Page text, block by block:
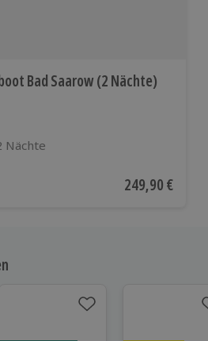
Bad Saarow (2 Nächte)
Nächte
auf 10 Bewertungen
Aktueller Preis
249,90 €